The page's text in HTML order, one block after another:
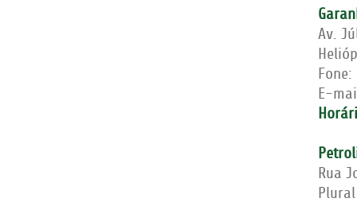
Av.
Fone:
E-
Rua